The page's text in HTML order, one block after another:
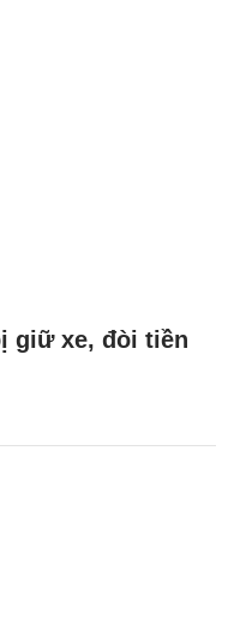
giữ xe, đòi tiền